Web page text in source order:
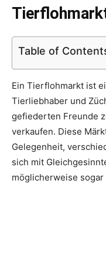
Table of
Ein Tierflohmarkt ist
Tierliebhaber und
gefiederten Freunde
verkaufen. Diese
Gelegenheit,
sich mit
möglicherweise